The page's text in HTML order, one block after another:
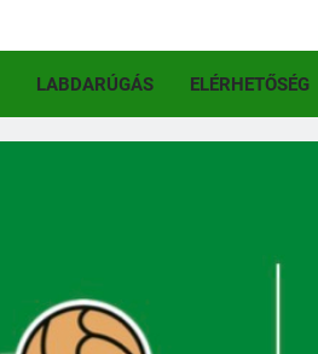
LABDARÚGÁS ELÉRHETŐSÉG